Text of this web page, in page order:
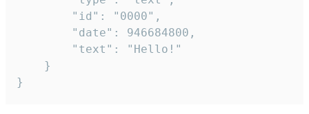
}